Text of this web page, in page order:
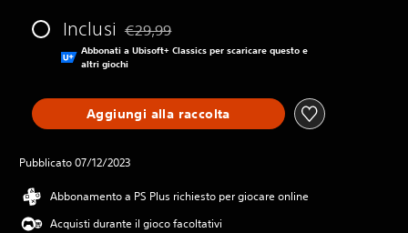
Inclusi Scontato dal prezzo originale di €29,99
€29,99
Abbonati a Ubisoft+ Classics per scaricare questo e
altri giochi
Aggiungi alla raccolta
Pubblicato 07/12/2023
Abbonamento a PS Plus richiesto per giocare online
Acquisti durante il gioco facoltativi